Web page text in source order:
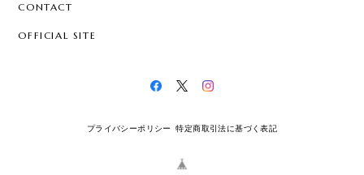
CONTACT
OFFICIAL SITE
プライバシーポリシー 特定商取引法に基づく表記